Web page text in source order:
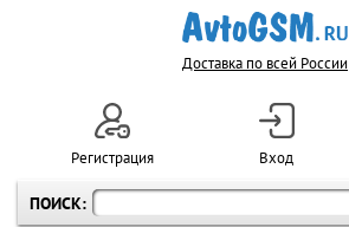
Доставка по всей России
ПОИСК:
Регистрация Вход